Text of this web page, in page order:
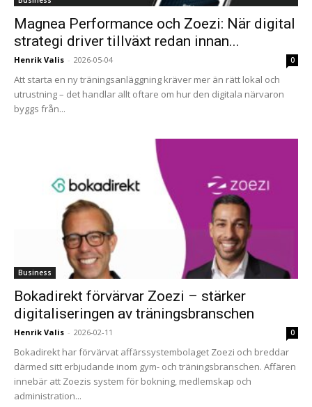
Magnea Performance och Zoezi: När digital
strategi driver tillväxt redan innan...
Henrik Valis - 2026-05-04 0
Att starta en ny träningsanläggning kräver mer än rätt lokal och
utrustning – det handlar allt oftare om hur den digitala närvaron
byggs från...
Business
Bokadirekt förvärvar Zoezi – stärker
digitaliseringen av träningsbranschen
Henrik Valis - 2026-02-11 0
Bokadirekt har förvärvat affärssystembolaget Zoezi och breddar
därmed sitt erbjudande inom gym- och träningsbranschen. Affären
innebär att Zoezis system för bokning, medlemskap och
administration...